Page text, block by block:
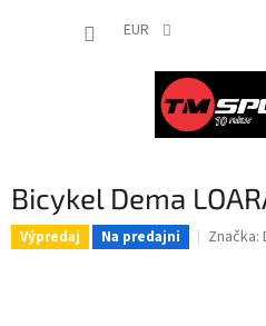
EUR
Bicykel Dema
Výpredaj Na predajni Značka: